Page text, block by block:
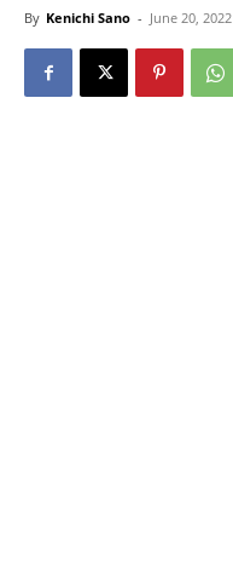
By Kenichi Sano - June 20, 2022